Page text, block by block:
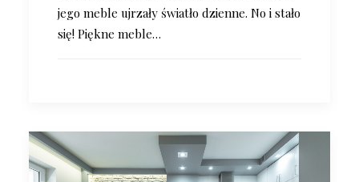
jego meble ujrzały światło dzienne. No i stało
się! Piękne meble…